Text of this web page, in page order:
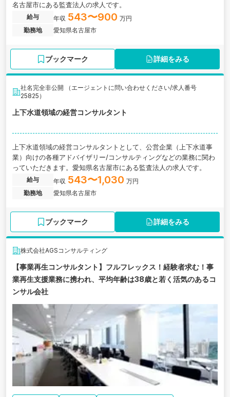
名古屋市にある監査法人の求人です。
給与 年収 543〜900 万円
勤務地
愛知県名古屋市
ブックマーク 詳細をみる
社名完全非公開 （エージェントに問い合わせください/求人番号
25825）
上下水道領域の経営コンサルタント
上下水道領域の経営コンサルタントとして、公営企業（上下水道事
業）向けの各種アドバイザリー/コンサルティングなどの業務に関わ
っていただきます。愛知県名古屋市にある監査法人の求人です。
給与 年収 543〜1,030 万円
勤務地
愛知県名古屋市
ブックマーク 詳細をみる
株式会社AGSコンサルティング
【事業再生コンサルタント】フルフレックス！経験者求む！事
業再生支援業務に携われ、平均年齢は38歳と若く活気のあるコ
ンサル会社